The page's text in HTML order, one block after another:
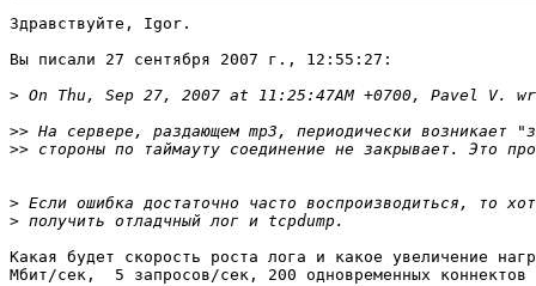
Здравствуйте, Igor.
Вы писали 27 сентября 2007 г., 12:55:27:
>
>>
>>
>
>
Какая будет скорость роста лога и какое увеличение
Мбит/сек,  5 запросов/сек, 200 одновременных коннектов